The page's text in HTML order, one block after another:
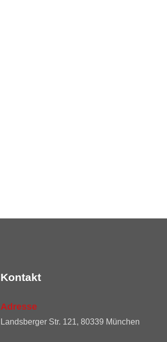
Kontakt
Adresse
Landsberger Str. 121, 80339 München